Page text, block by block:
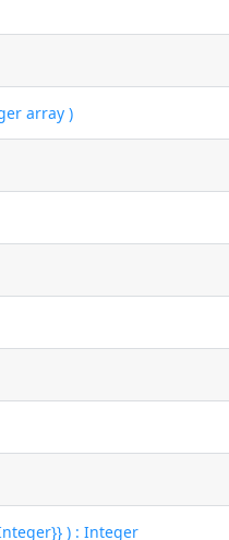
array )
) : Integer